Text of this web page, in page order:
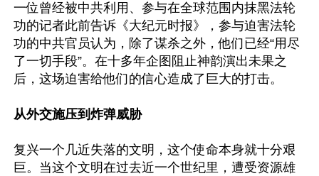
一位曾经被中共利用、参与在全球范围内抹黑法轮
功的记者此前告诉《大纪元时报》，参与迫害法轮
功的中共官员认为，除了谋杀之外，他们已经“用尽
了一切手段”。在十多年企图阻止神韵演出未果之
后，这场迫害给他们的信心造成了巨大的打击。
从外交施压到炸弹威胁
复兴一个几近失落的文明，这个使命本身就十分艰
巨。当这个文明在过去近一个世纪里，遭受资源雄